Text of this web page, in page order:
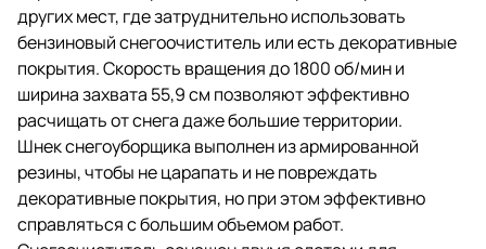
других мест, где затруднительно использовать
бензиновый снегоочиститель или есть декоративные
покрытия. Скорость вращения до 1800 об/мин и
ширина захвата 55,9 см позволяют эффективно
расчищать от снега даже большие территории.
Шнек снегоуборщика выполнен из армированной
резины, чтобы не царапать и не повреждать
декоративные покрытия, но при этом эффективно
справляться с большим объемом работ.